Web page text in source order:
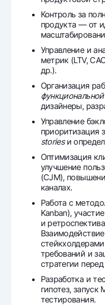
Контроль за
продукта — от
Управление и
метрик (LTV,
др.).
Организация
дизайнеры,
Управление
приоритизация
storiesи
Оптимизация
улучшение
(CJM),
каналах.
Работа с
Kanban),
и
требований и
стратегии
Разработка и
гипотез, запуск
тестирования.